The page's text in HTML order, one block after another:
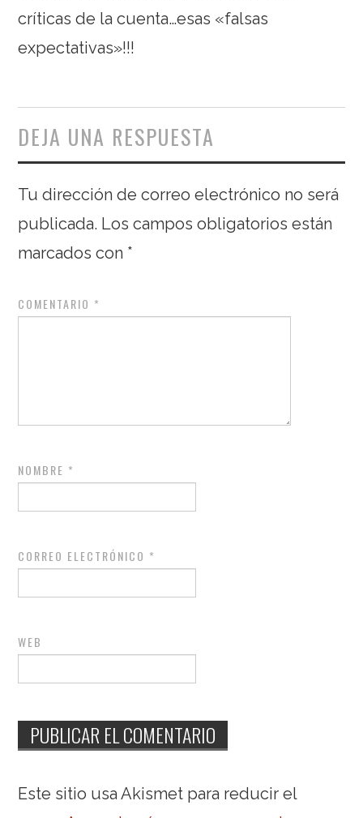
críticas de la cuenta…esas «falsas
expectativas»!!!
DEJA UNA RESPUESTA
Tu dirección de correo electrónico no será
publicada. Los campos obligatorios están
marcados con *
COMENTARIO *
NOMBRE *
CORREO ELECTRÓNICO *
WEB
Este sitio usa Akismet para reducir el